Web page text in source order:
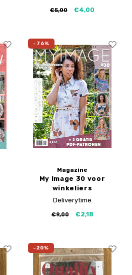
€5,00 €4,00
-76%
Magazine
My Image 30 voor
winkeliers
Deliverytime
€9,00 €2,18
-20%